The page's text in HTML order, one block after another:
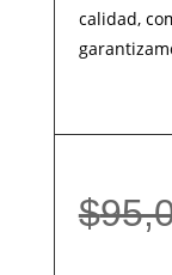
calidad,
$